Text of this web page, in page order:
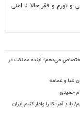
تورم و فقر حالا نا امنی
می‌دهم؛ آینده مملکت در
عبا و عمامه
حمیدی
آمریکا را وادار کنیم ایران